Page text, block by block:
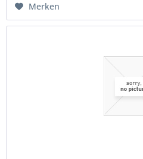
Merken